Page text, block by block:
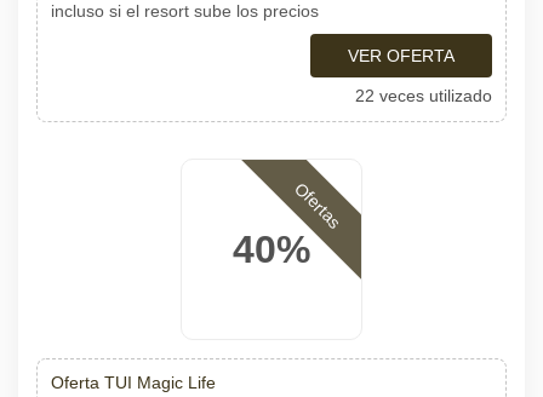
incluso si el resort sube los precios
VER OFERTA
22 veces utilizado
40%
Ofertas
Oferta TUI Magic Life